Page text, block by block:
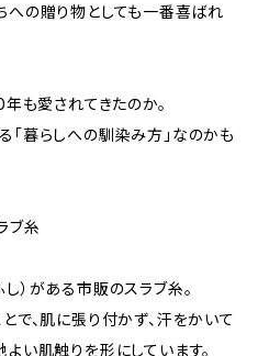
への贈り物としても一番喜ばれ
も愛されてきたのか。
「暮らしへの馴染み方」なのかも
ブ糸
）がある市販のスラブ糸。
で、肌に張り付かず、汗をかいて
い肌触りを形にしています。